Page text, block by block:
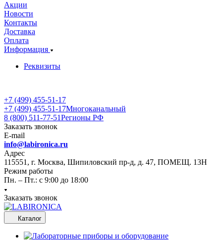
Акции
Новости
Контакты
Доставка
Оплата
Информация
Реквизиты
+7 (499) 455-51-17
+7 (499) 455-51-17Многоканальный
8 (800) 511-77-51Регионы РФ
Заказать звонок
E-mail
info@labironica.ru
Адрес
115551, г. Москва, Шипиловский пр-д, д. 47, ПОМЕЩ. 13Н
Режим работы
Пн. – Пт.: с 9:00 до 18:00
Заказать звонок
Каталог